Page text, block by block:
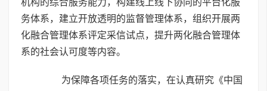
机构的综合服务能力，构建线上线下协同的平台化服
务体系，建立开放透明的监督管理体系，组织开展两
化融合管理体系评定采信试点，提升两化融合管理体
系的社会认可度等内容。
为保障各项任务的落实，在认真研究《中国